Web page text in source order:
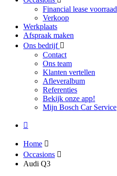
Financial lease voorraad
Verkoop
Werkplaats
Afspraak maken
Ons bedrijf
Contact
Ons team
Klanten vertellen
Afleveralbum
Referenties
Bekijk onze app!
Mijn Bosch Car Service
Home
Occasions
Audi Q3